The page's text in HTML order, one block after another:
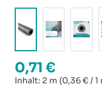
Regulärer Preis:
0,71 €
Inhalt: 2 m (0,36 € / 1